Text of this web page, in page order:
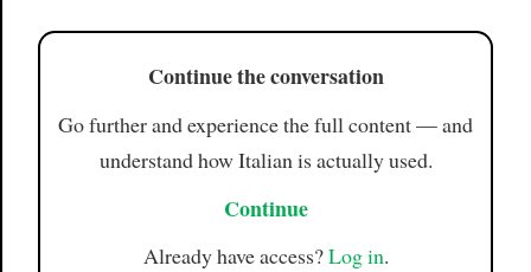
Continue the conversation
Go further and experience the full content — and
understand how Italian is actually used.
Continue
Already have access?Log in.